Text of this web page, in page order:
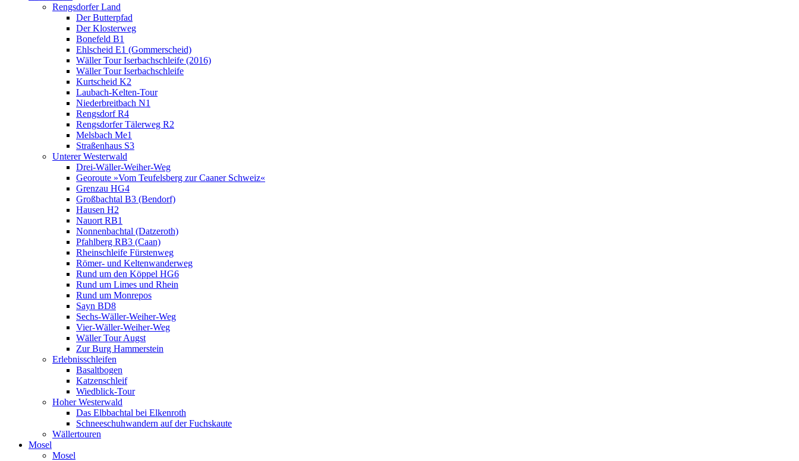
Rengsdorfer Land
Der Butterpfad
Der Klosterweg
Bonefeld B1
Ehlscheid E1 (Gommerscheid)
Wäller Tour Iserbachschleife (2016)
Wäller Tour Iserbachschleife
Kurtscheid K2
Laubach-Kelten-Tour
Niederbreitbach N1
Rengsdorf R4
Rengsdorfer Tälerweg R2
Melsbach Me1
Straßenhaus S3
Unterer Westerwald
Drei-Wäller-Weiher-Weg
Georoute »Vom Teufelsberg zur Caaner Schweiz«
Grenzau HG4
Großbachtal B3 (Bendorf)
Hausen H2
Nauort RB1
Nonnenbachtal (Datzeroth)
Pfahlberg RB3 (Caan)
Rheinschleife Fürstenweg
Römer- und Keltenwanderweg
Rund um den Köppel HG6
Rund um Limes und Rhein
Rund um Monrepos
Sayn BD8
Sechs-Wäller-Weiher-Weg
Vier-Wäller-Weiher-Weg
Wäller Tour Augst
Zur Burg Hammerstein
Erlebnisschleifen
Basaltbogen
Katzenschleif
Wiedblick-Tour
Hoher Westerwald
Das Elbbachtal bei Elkenroth
Schneeschuhwandern auf der Fuchskaute
Wällertouren
Mosel
Mosel